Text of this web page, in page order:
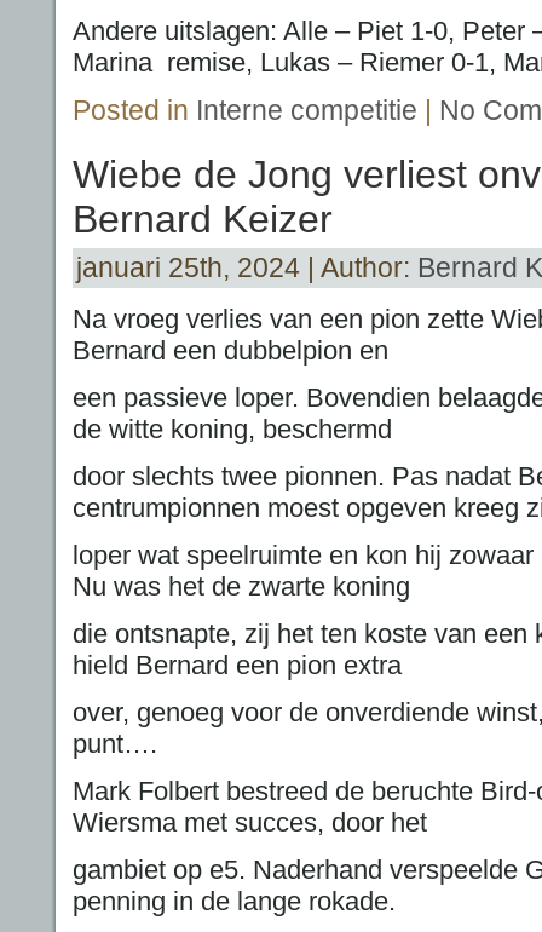
Andere uitslagen: Alle – Piet 1-0, Peter
Marina remise, Lukas – Riemer 0-1,
Posted in Interne competitie | No
Wiebe de Jong verliest
Bernard Keizer
januari 25th, 2024 | Author: Bernard
Na vroeg verlies van een pion zette
Bernard een dubbelpion en
een passieve loper. Bovendien
de witte koning, beschermd
door slechts twee pionnen. Pas nadat
centrumpionnen moest opgeven kreeg
loper wat speelruimte en kon hij
Nu was het de zwarte koning
die ontsnapte, zij het ten koste van een
hield Bernard een pion extra
over, genoeg voor de onverdiende
punt….
Mark Folbert bestreed de beruchte
Wiersma met succes, door het
gambiet op e5. Naderhand verspeelde
penning in de lange rokade.